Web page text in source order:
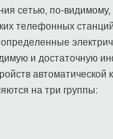
сетью, по-
телефонных
и достаточную
на три группы: